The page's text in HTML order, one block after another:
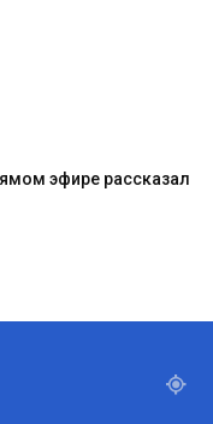
эфире рассказал